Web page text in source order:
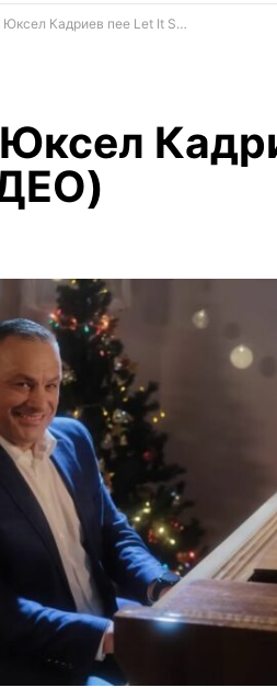
Кадриев пее Let It Snow (ВИДЕО)